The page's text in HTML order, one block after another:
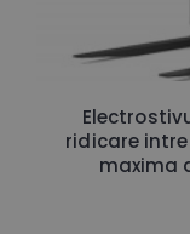
ridicare
maxima